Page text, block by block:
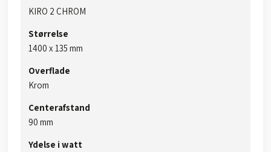
​KIRO 2 CHROM
Størrelse
1400 x 135 mm
Overflade
Krom
Centerafstand
​90 mm
Ydelse i watt